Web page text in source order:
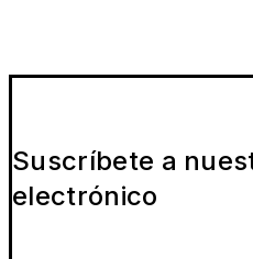
Suscríbete a
electrónico